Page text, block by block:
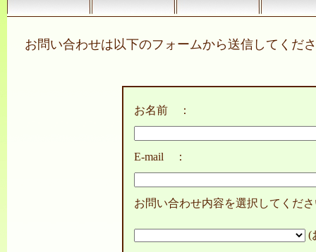
お問い合わせは以下のフォームから送信してくだ
お名前 ：
E-mail ：
お問い合わせ内容を選択してくだ
(